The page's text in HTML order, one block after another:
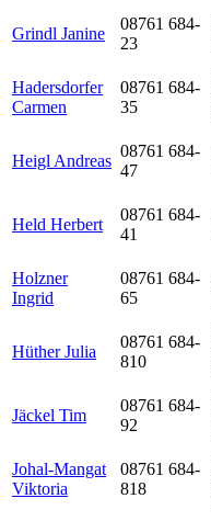
Grindl Janine
08761 684-
23
Hadersdorfer
Carmen
08761 684-
35
Heigl Andreas
08761 684-
47
Held Herbert
08761 684-
41
Holzner
Ingrid
08761 684-
65
Hüther Julia
08761 684-
810
Jäckel Tim
08761 684-
92
Johal-Mangat
Viktoria
08761 684-
818